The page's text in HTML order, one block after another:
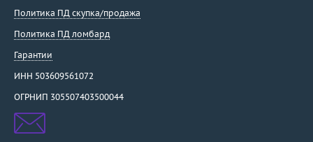
Политика ПД скупка/продажа
Политика ПД ломбард
Гарантии
ИНН 503609561072
ОГРНИП 305507403500044